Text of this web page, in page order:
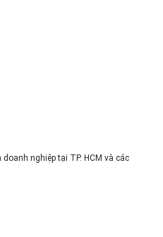
nghiệp tại TP. HCM và các